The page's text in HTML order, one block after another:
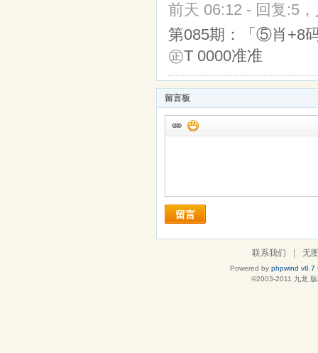
前天 06:12 - 回复:5
第085期：「⑤肖+8
㊣T 0000准准
留言板
留言
联系我们 | 无
Powered by phpwind v8.7
©2003-2011 九龙